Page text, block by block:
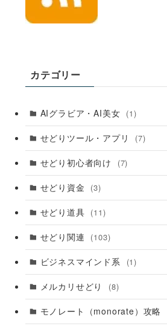
カテゴリー
AIグラビア・AI美女 (1)
せどりツール・アプリ (7)
せどり初心者向け (7)
せどり資金 (3)
せどり道具 (11)
せどり関連 (103)
ビジネスマインド系 (1)
メルカリせどり (8)
モノレート（monorate）攻略